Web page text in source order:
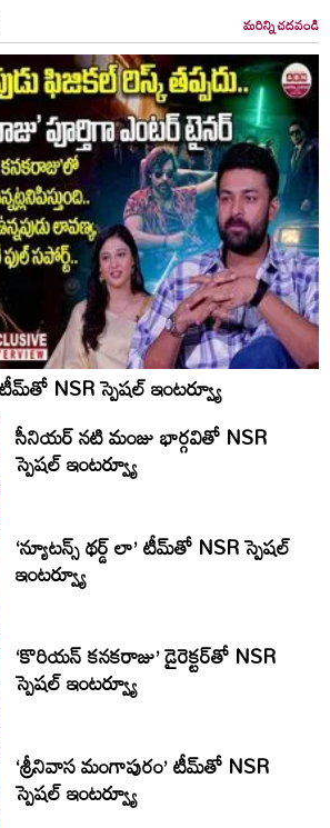
మరిన్ని చదవండి
NSR స్పెషల్ ఇంటర్వ్యూ
సీనియర్ నటి మంజు భార్గవితో NSR
స్పెషల్ ఇంటర్వ్యూ
‘న్యూటన్స్ థర్డ్ లా’ టీమ్‌తో NSR స్పెషల్
ఇంటర్వ్యూ
‘కొరియన్ కనకరాజు’ డైరెక్టర్‌తో NSR
స్పెషల్ ఇంటర్వ్యూ
‘శ్రీనివాస మంగాపురం’ టీమ్‌తో NSR
స్పెషల్ ఇంటర్వ్యూ